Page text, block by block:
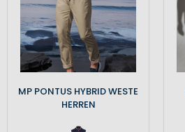
MP PONTUS HYBRID WESTE
HERREN